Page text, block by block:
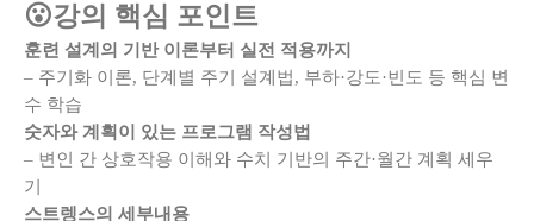
😮강의 핵심 포인트
훈련 설계의 기반 이론부터 실전 적용까지
– 주기화 이론, 단계별 주기 설계법, 부하·강도·빈도 등 핵심 변
수 학습
숫자와 계획이 있는 프로그램 작성법
– 변인 간 상호작용 이해와 수치 기반의 주간·월간 계획 세우
기
스트렝스의 세부내용